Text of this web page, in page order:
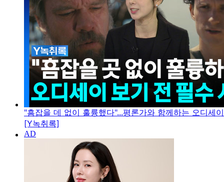
"흠잡을 데 없이 훌륭했다"...평론가와 함께하는 오디세
[Y녹취록]